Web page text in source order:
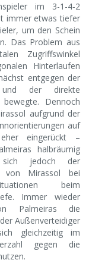
im 3-1-4-2
immer etwas tiefer
um den Schein
Das Problem aus
Zugriffs­winkel
Hinterlaufen
entgegen der
und der direkte
Dennoch
aufgrund der
auf
eingerückt –
halbräumig
sich jedoch der
von Mirassol bei
beim
Immer wieder
Palmeiras die
Außenverteidiger
gleichzeitig im
gegen die